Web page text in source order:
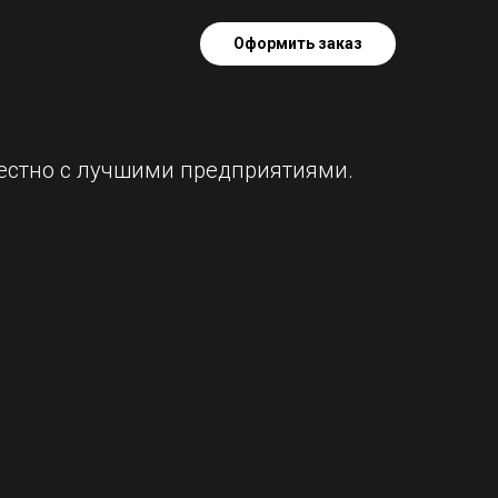
Оформить заказ
с лучшими предприятиями.